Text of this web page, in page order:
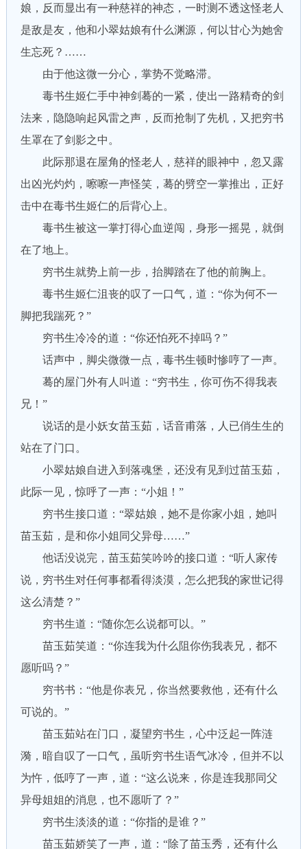
娘，反而显出有一种慈祥的神态，一时测不透这怪老人
是敌是友，他和小翠姑娘有什么渊源，何以甘心为她舍
生忘死？……
由于他这微一分心，掌势不觉略滞。
毒书生姬仁手中神剑蓦的一紧，使出一路精奇的剑
法来，隐隐响起风雷之声，反而抢制了先机，又把穷书
生罩在了剑影之中。
此际那退在屋角的怪老人，慈祥的眼神中，忽又露
出凶光灼灼，嚓嚓一声怪笑，蓦的劈空一掌推出，正好
击中在毒书生姬仁的后背心上。
毒书生被这一掌打得心血逆闯，身形一摇晃，就倒
在了地上。
穷书生就势上前一步，抬脚踏在了他的前胸上。
毒书生姬仁沮丧的叹了一口气，道：“你为何不一
脚把我踹死？”
穷书生冷冷的道：“你还怕死不掉吗？”
话声中，脚尖微微一点，毒书生顿时惨哼了一声。
蓦的屋门外有人叫道：“穷书生，你可伤不得我表
兄！”
说话的是小妖女苗玉茹，话音甫落，人已俏生生的
站在了门口。
小翠姑娘自进入到落魂堡，还没有见到过苗玉茹，
此际一见，惊呼了一声：“小姐！”
穷书生接口道：“翠姑娘，她不是你家小姐，她叫
苗玉茹，是和你小姐同父异母……”
他话没说完，苗玉茹笑吟吟的接口道：“听人家传
说，穷书生对任何事都看得淡漠，怎么把我的家世记得
这么清楚？”
穷书生道：“随你怎么说都可以。”
苗玉茹笑道：“你连我为什么阻你伤我表兄，都不
愿听吗？”
穷书书：“他是你表兄，你当然要救他，还有什么
可说的。”
苗玉茹站在门口，凝望穷书生，心中泛起一阵涟
漪，暗自叹了一口气，虽听穷书生语气冰冷，但并不以
为忤，低哼了一声，道：“这么说来，你是连我那同父
异母姐姐的消息，也不愿听了？”
穷书生淡淡的道：“你指的是谁？”
苗玉茹娇笑了一声，道：“除了苗玉秀，还有什么